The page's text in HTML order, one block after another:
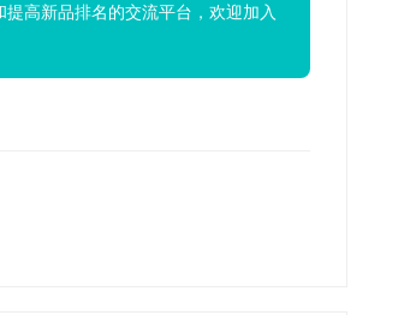
高新品排名的交流平台，欢迎加入